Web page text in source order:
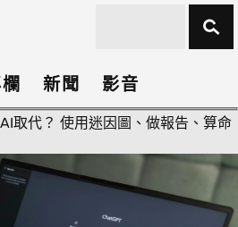
新聞 影音
取代？ 使用迷因圖、做報告、算命